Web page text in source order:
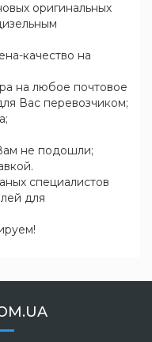
оригинальных
качество на
на любое почтовое
Вас перевозчиком;
не подошли;
специалистов
для